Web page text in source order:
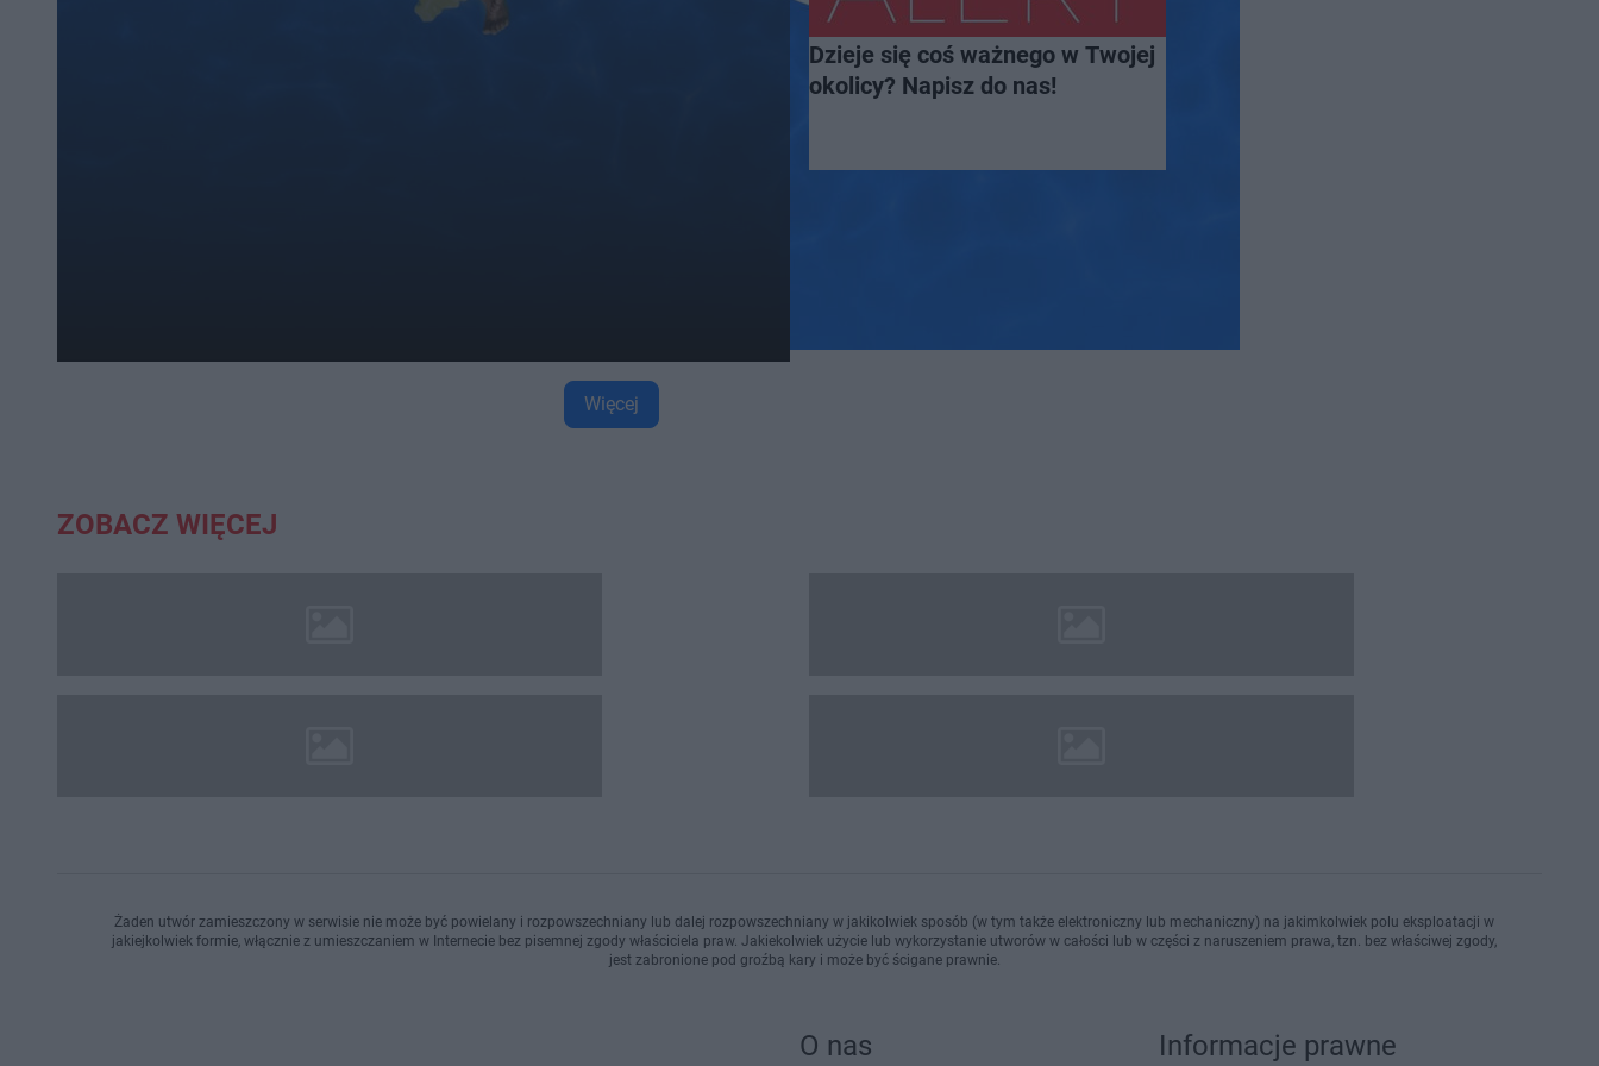
Dzieje się coś ważnego w Twojej
okolicy? Napisz do nas!
Więcej
ZOBACZ WIĘCEJ
Żaden utwór zamieszczony w serwisie nie może być powielany i rozpowszechniany lub dalej rozpowszechniany w jakikolwiek sposób (w tym także elektroniczny lub mechaniczny) na jakimkolwiek polu eksploatacji w
jakiejkolwiek formie, włącznie z umieszczaniem w Internecie bez pisemnej zgody właściciela praw. Jakiekolwiek użycie lub wykorzystanie utworów w całości lub w części z naruszeniem prawa, tzn. bez właściwej zgody,
jest zabronione pod groźbą kary i może być ścigane prawnie.
O nas Informacje prawne